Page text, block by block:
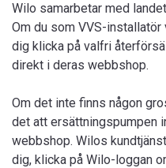
Wilo samarbetar med
Om du som VVS-
dig klicka på valfri
direkt i deras webbshop.
Om det inte finns någon
det att ersättningspumpen
webbshop. Wilos
dig, klicka på Wilo-loggan